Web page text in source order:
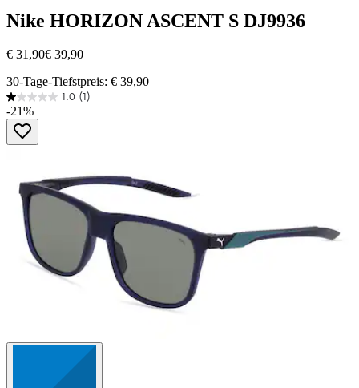
Nike HORIZON ASCENT S DJ9936
€ 31,90€ 39,90
30-Tage-Tiefstpreis: € 39,90
1.0 (1)
1.0
von
Sternen.
Bewertung
-21%